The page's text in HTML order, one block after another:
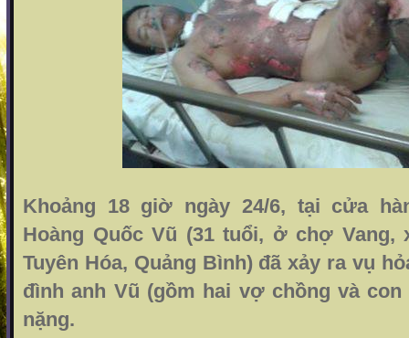
Khoảng 18 giờ ngày 24/6, tại cửa
Hoàng Quốc Vũ (31 tuổi, ở chợ Vang,
Tuyên Hóa, Quảng Bình) đã xảy ra vụ
đình anh Vũ (gồm hai vợ chồng và
nặng.